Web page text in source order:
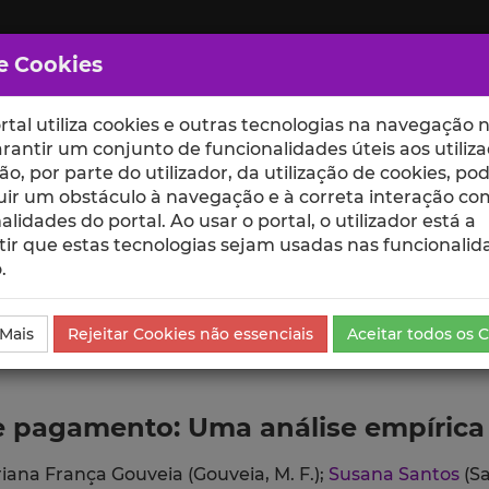
ESCOLAS UNIDADES
pagamento: Uma análise empírica
França Gouveia (Gouveia, M. F.); Susana Santos
Cookies
utiliza cookies e outras tecnologias na navegação
um conjunto de funcionalidades úteis aos
por parte do utilizador, da utilização de cookies,
um obstáculo à navegação e à correta interação
do portal. Ao usar o portal, o utilizador está a
que estas tecnologias sejam usadas nas
Rejeitar Cookies não essenciais Aceitar todos os